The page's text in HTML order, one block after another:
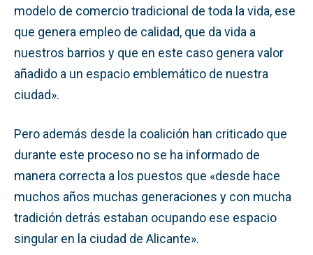
modelo de comercio tradicional de toda la vida, ese
que genera empleo de calidad, que da vida a
nuestros barrios y que en este caso genera valor
añadido a un espacio emblemático de nuestra
ciudad».
Pero además desde la coalición han criticado que
durante este proceso no se ha informado de
manera correcta a los puestos que «desde hace
muchos años muchas generaciones y con mucha
tradición detrás estaban ocupando ese espacio
singular en la ciudad de Alicante».